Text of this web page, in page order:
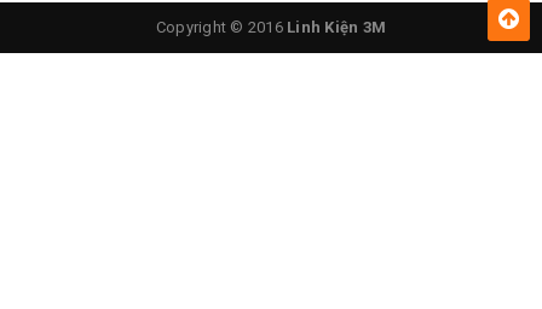
Copyright © 2016 Linh Kiện 3M